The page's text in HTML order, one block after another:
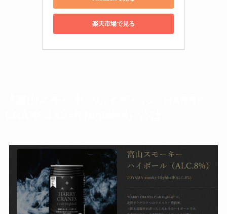
楽天市場で見る